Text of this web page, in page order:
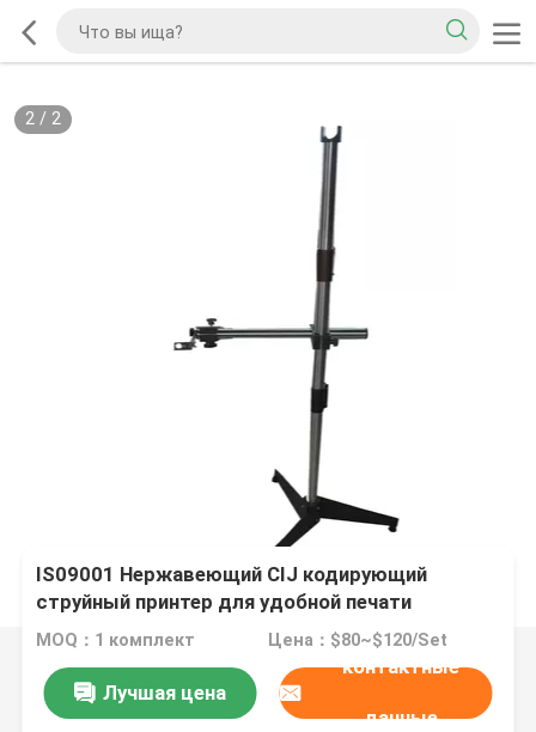
2/ 2
IS09001 Нержавеющий CIJ кодирующий
струйный принтер для удобной печати
MOQ：1 комплект Цена：$80~$120/Set
Лучшая цена
контактные
данные